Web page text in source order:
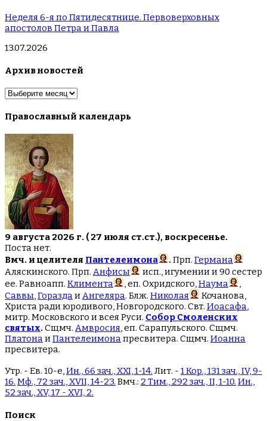
Неделя 6-я по Пятидесятнице. Первоверховных
апостолов Петра и Павла
13.07.2026
Архив новостей
Архив
Православный календарь
9 августа 2026 г. ( 27 июля ст.ст.), воскресенье.
Поста нет.
Вмч. и целителя Пантелеимона . Прп. Германа
Аляскинского. Прп. Анфисы
исп., игумении и 90 сестер
ее. Равноапп. Климента , еп. Охридского,Наума
,
Саввы,ГораздаиАнгеляра. Блж. Николая
Кочанова,
Христа ради юродивого, Новгородского. Свт. Иоасафа,
митр. Московского и всея Руси. Собор Смоленских
святых. Сщмч. Амвросия, еп. Сарапульского. Сщмч.
ПлатонаиПантелеимонапресвитера. Сщмч. Иоанна
пресвитера.
Утр. - Ев. 10-е,Ин., 66 зач., XXI, 1-14. Лит. - 1 Кор., 131 зач., IV, 9-
16. Мф., 72 зач., XVII, 14-23. Вмч.: 2 Тим., 292 зач., II, 1-10. Ин.,
52 зач., XV, 17 - XVI, 2.
Поиск